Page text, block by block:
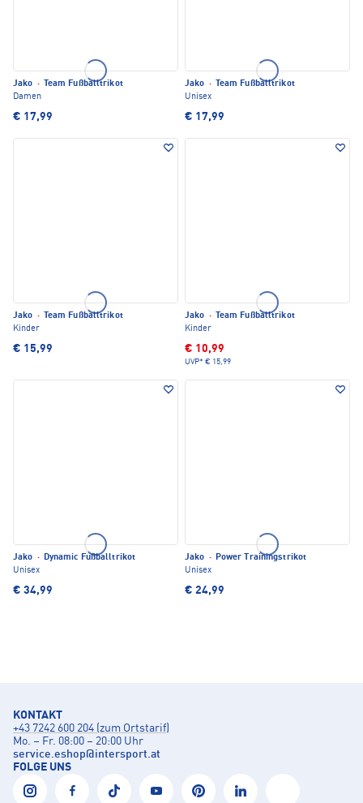
Jako ·
Team Fußballtrikot
Damen
€ 17,99
Jako ·
Team Fußballtrikot
Unisex
€ 17,99
Jako ·
Team Fußballtrikot
Kinder
€ 15,99
Jako ·
Team Fußballtrikot
Kinder
€ 10,99
UVP* € 15,99
Jako · Dynamic Fußballtrikot
Unisex
€ 34,99
Jako · Power Trainingstrikot
Unisex
€ 24,99
KONTAKT
+43 7242 600 204 (zum Ortstarif)
Mo. – Fr. 08:00 – 20:00 Uhr
service.eshop@intersport.at
FOLGE UNS